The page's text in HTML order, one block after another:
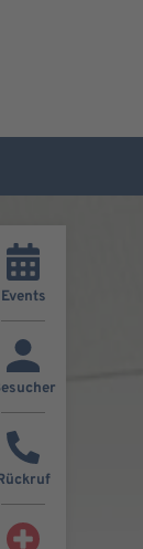
Events